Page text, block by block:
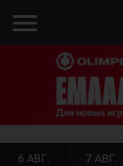
menu
6 АВГ. 7 АВГ.